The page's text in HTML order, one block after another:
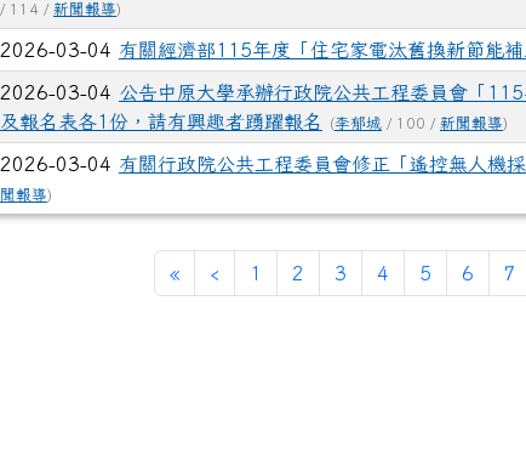
/ 114 / 新聞報導)
2026-03-04 有關經濟部115年度「住宅家電汰舊換新節能補
2026-03-04 公告中原大學承辦行政院公共工程委員會「
及報名表各1份，請有興趣者踴躍報名
(李郁城 / 100 / 新聞報導)
2026-03-04 有關行政院公共工程委員會修正「遙控無人機
聞報導)
«第一頁
‹上一頁
1 2 3 4 5 6 7